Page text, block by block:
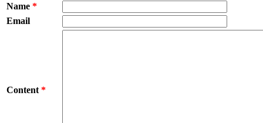
Name *
Email
Content *